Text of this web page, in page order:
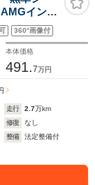
インテ
イ フルセ
ワーバッ
360°画像付
本体価格
491.7万円
走行 2.7万km
修復
なし
整備
法定整備付